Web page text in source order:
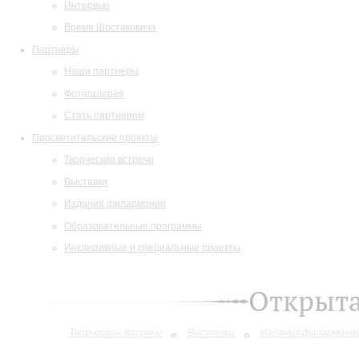
Интервью
Время Шостаковича
Партнеры
Наши партнеры
Фотогалерея
Стать партнером
Просветительские проекты
Творческие встречи
Выставки
Издания филармонии
Образовательные программы
Инклюзивные и специальные проекты
Творческие встречи Выставки Издания